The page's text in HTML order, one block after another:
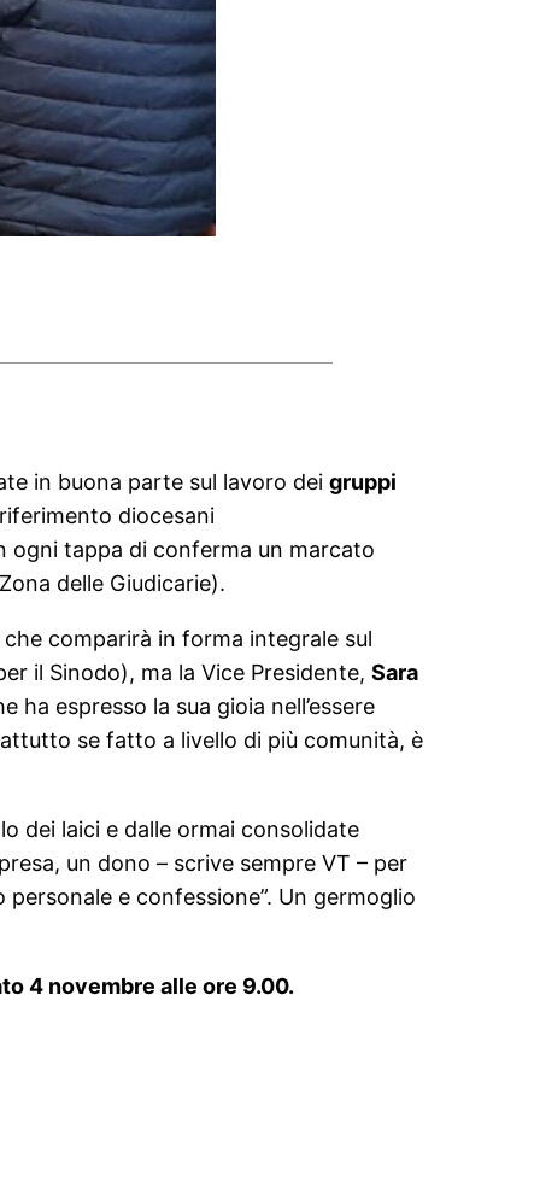
in buona parte sul lavoro deigruppi
diocesani
ogni tappa di conferma un marcato
delle Giudicarie).
comparirà in forma integrale sul
il Sinodo), ma la Vice Presidente,Sara
espresso la sua gioia nell’essere
se fatto a livello di più comunità, è
dei laici e dalle ormai consolidate
un dono – scrive sempre VT – per
e confessione”. Un germoglio
4 novembre alle ore 9.00.